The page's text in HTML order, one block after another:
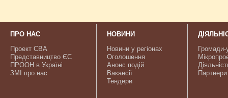
ПРО НАС
Проект CBA
Представництво ЄС
ПРООН в Україні
ЗМІ про нас
НОВИНИ
Новини у регіонах
Оголошення
Анонс подій
Вакансії
Тендери
Громади-
Партнери